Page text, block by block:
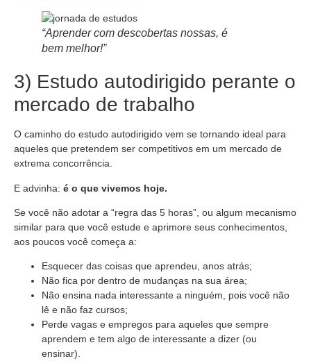
“Aprender com descobertas nossas, é
bem melhor!”
3) Estudo autodirigido perante o
mercado de trabalho
O caminho do estudo autodirigido vem se tornando ideal para
aqueles que pretendem ser competitivos em um mercado de
extrema concorrência.
E advinha: é o que vivemos hoje.
Se você não adotar a “regra das 5 horas”, ou algum mecanismo
similar para que você estude e aprimore seus conhecimentos,
aos poucos você começa a:
Esquecer das coisas que aprendeu, anos atrás;
Não fica por dentro de mudanças na sua área;
Não ensina nada interessante a ninguém, pois você não
lê e não faz cursos;
Perde vagas e empregos para aqueles que sempre
aprendem e tem algo de interessante a dizer (ou
ensinar).